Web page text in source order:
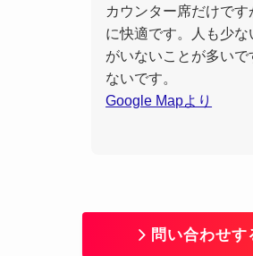
カウンター席だけです
に快適です。人も少
がいないことが多い
ないです。
Google Mapより
問い合わせす